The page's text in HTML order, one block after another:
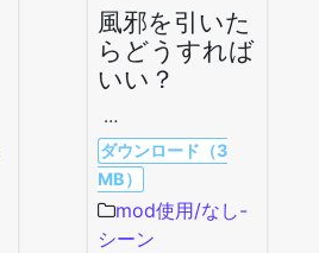
風邪を引いた
らどうすれば
いい？
…
ダウンロード（3
MB）
mod使用/なし-
シーン